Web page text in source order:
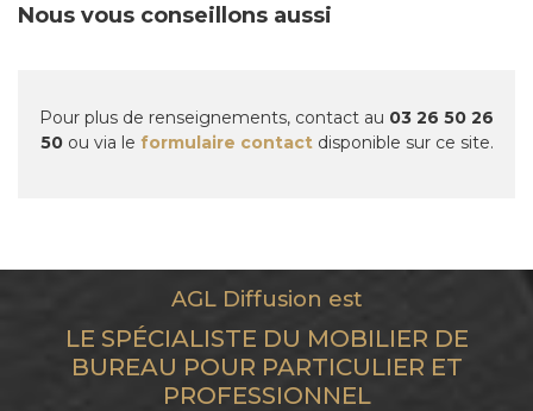
Nous vous conseillons aussi
Pour plus de renseignements, contact au 03 26 50 26
50ou via le formulaire contactdisponible sur ce site.
AGL Diffusion est
LE SPÉCIALISTE DU MOBILIER DE
BUREAU POUR PARTICULIER ET
PROFESSIONNEL